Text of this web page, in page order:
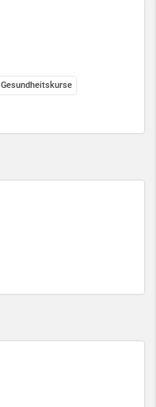
Gesundheitskurse